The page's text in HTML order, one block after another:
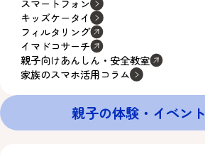
スマートフォン
キッズケータイ
フィルタリング
イマドコサーチ
親子向けあんしん・安全教室
家族のスマホ活用コラム
親子の体験・イベント